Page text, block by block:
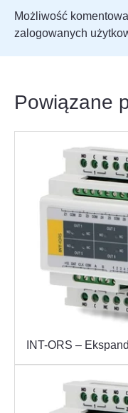
Możliwość
zalogowanych
Powiązane
INT-ORS –